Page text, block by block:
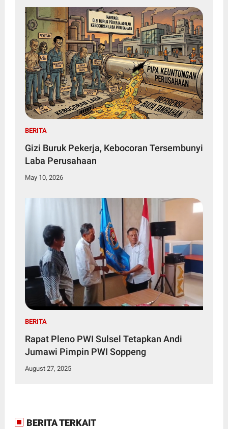
BERITA
Gizi Buruk Pekerja, Kebocoran Tersembunyi
Laba Perusahaan
May 10, 2026
BERITA
Rapat Pleno PWI Sulsel Tetapkan Andi
Jumawi Pimpin PWI Soppeng
August 27, 2025
BERITA TERKAIT